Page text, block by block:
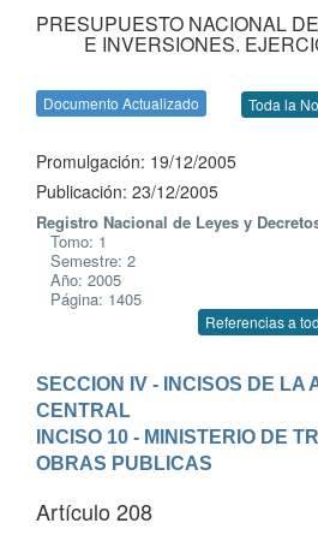
PRESUPUESTO NACIONAL
E INVERSIONES.
Documento Actualizado Toda la
Promulgación: 19/12/2005
Publicación: 23/12/2005
Registro Nacional de Leyes y
Tomo: 1
Semestre: 2
Año: 2005
Página: 1405
Referencias a
SECCION IV - INCISOS DE LA
CENTRAL
INCISO 10 - MINISTERIO DE
OBRAS PUBLICAS
Artículo 208